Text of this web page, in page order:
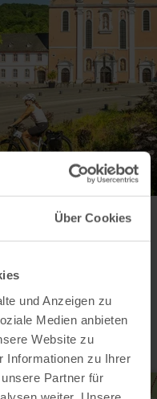
Über Cookies
und Anzeigen zu
Medien anbieten
Website zu
Informationen zu Ihrer
Partner für